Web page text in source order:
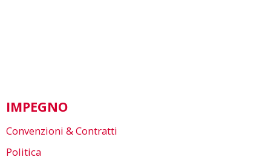
IMPEGNO
Convenzioni & Contratti
Politica